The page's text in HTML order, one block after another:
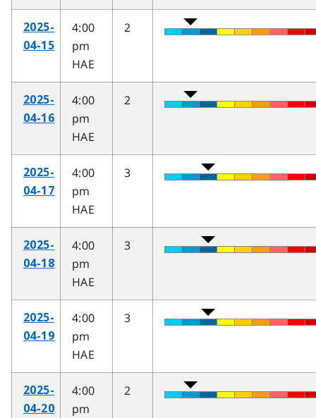
2025-
04-15
4:00
pm
HAE
2
2025-
04-16
4:00
pm
HAE
2
2025-
04-17
4:00
pm
HAE
3
2025-
04-18
4:00
pm
HAE
3
2025-
04-19
4:00
pm
HAE
3
2025-
04-20
4:00
pm
2